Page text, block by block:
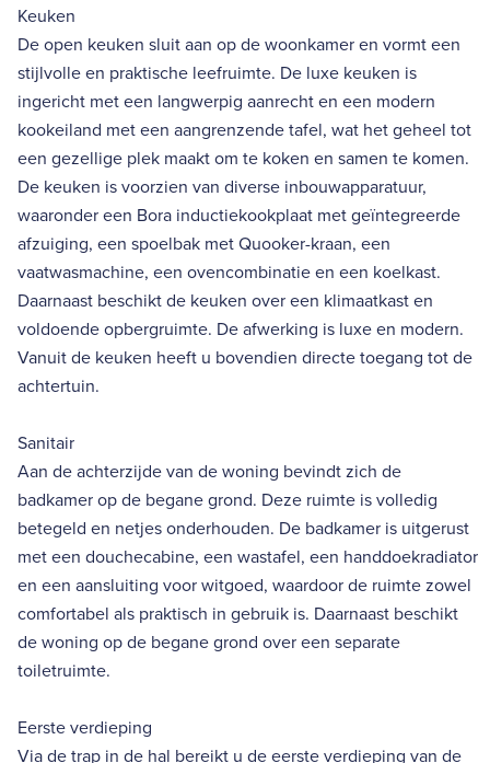
Keuken
De open keuken sluit aan op de woonkamer en vormt een
stijlvolle en praktische leefruimte. De luxe keuken is
ingericht met een langwerpig aanrecht en een modern
kookeiland met een aangrenzende tafel, wat het geheel tot
een gezellige plek maakt om te koken en samen te komen.
De keuken is voorzien van diverse inbouwapparatuur,
waaronder een Bora inductiekookplaat met geïntegreerde
afzuiging, een spoelbak met Quooker-kraan, een
vaatwasmachine, een ovencombinatie en een koelkast.
Daarnaast beschikt de keuken over een klimaatkast en
voldoende opbergruimte. De afwerking is luxe en modern.
Vanuit de keuken heeft u bovendien directe toegang tot de
achtertuin.
Sanitair
Aan de achterzijde van de woning bevindt zich de
badkamer op de begane grond. Deze ruimte is volledig
betegeld en netjes onderhouden. De badkamer is uitgerust
met een douchecabine, een wastafel, een handdoekradiator
en een aansluiting voor witgoed, waardoor de ruimte zowel
comfortabel als praktisch in gebruik is. Daarnaast beschikt
de woning op de begane grond over een separate
toiletruimte.
Eerste verdieping
Via de trap in de hal bereikt u de eerste verdieping van de